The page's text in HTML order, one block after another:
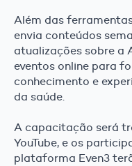
Além das
envia conteúdos
atualizações sobre a
eventos online para
conhecimento e
da saúde.
A capacitação será
YouTube, e os
plataforma Even3